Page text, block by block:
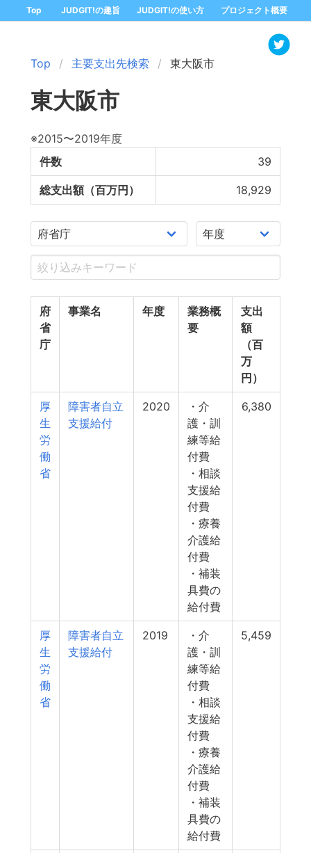
Top JUDGIT!の趣旨 JUDGIT!の使い方 プロジェクト概要
Top 主要支出先検索 東大阪市
東大阪市
※2015〜2019年度
件数
39
総支出額（百万円） 18,929
府
省
庁
事業名 年度
業務概
要
支出
額
（百
万
円）
厚
生
労
働
省
障害者自立
支援給付
2020
・介
護・訓
練等給
付費
・相談
支援給
付費
・療養
介護給
付費
・補装
具費の
給付費
6,380
厚
生
労
働
省
障害者自立
支援給付
2019
・介
護・訓
練等給
付費
・相談
支援給
付費
・療養
介護給
付費
・補装
具費の
給付費
5,459